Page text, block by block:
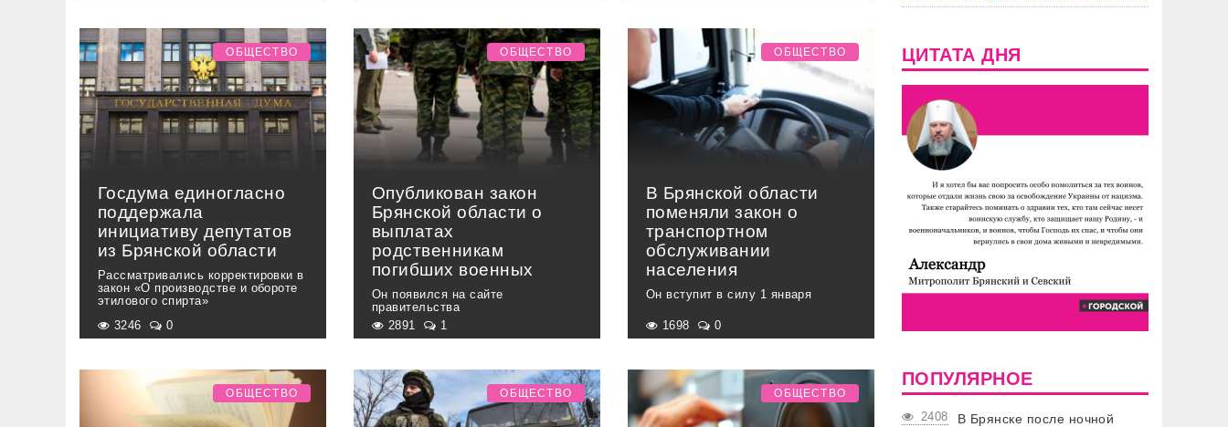
Госдума единогласно
поддержала
инициативу депутатов
из Брянской области
Рассматривались корректировки в
закон «О производстве и обороте
этилового спирта»
ОБЩЕСТВО
3246 0
Опубликован закон
Брянской области о
выплатах
родственникам
погибших военных
Он появился на сайте
правительства
ОБЩЕСТВО
2891 1
В Брянской области
поменяли закон о
транспортном
обслуживании
населения
Он вступит в силу 1 января
ОБЩЕСТВО
1698 0
ОБЩЕСТВО ОБЩЕСТВО ОБЩЕСТВО
ЦИТАТА ДНЯ
ПОПУЛЯРНОЕ
2408
В Брянске после ночной